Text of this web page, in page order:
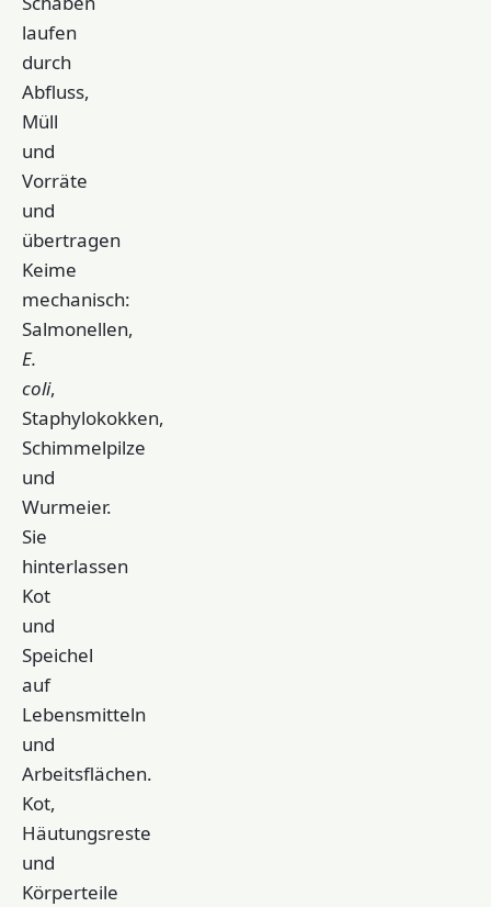
laufen
durch
Abfluss,
Müll
und
Vorräte
und
übertragen
Keime
mechanisch:
Salmonellen,
E.
coli,
Staphylokokken,
Schimmelpilze
und
Wurmeier.
Sie
hinterlassen
Kot
und
Speichel
auf
Lebensmitteln
und
Arbeitsflächen.
Kot,
Häutungsreste
und
Körperteile